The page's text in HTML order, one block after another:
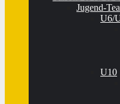
Jugend-
U6/
U10